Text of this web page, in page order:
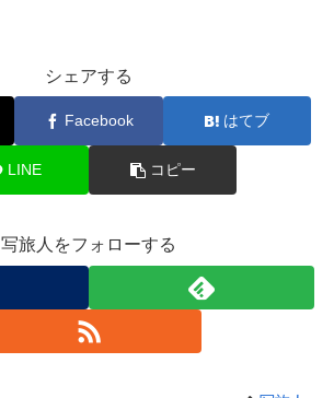
シェアする
Facebook はてブ
LINE コピー
写旅人をフォローする